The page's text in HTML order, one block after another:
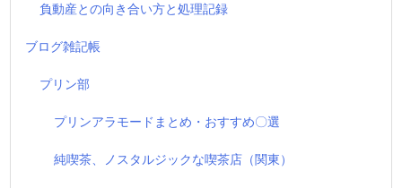
負動産との向き合い方と処理記録
ブログ雑記帳
プリン部
プリンアラモードまとめ・おすすめ〇選
純喫茶、ノスタルジックな喫茶店（関東）